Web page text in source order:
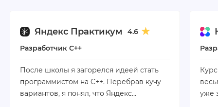
Яндекс Практикум
4.6
Разработчик C++
После школы я загорелся идеей стать
программистом на C++. Перебрав кучу
вариантов, я понял, что Яндекс…
уже